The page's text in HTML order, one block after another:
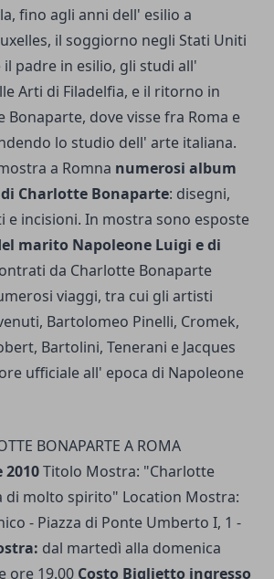
fino agli anni dell' esilio a
il soggiorno negli Stati Uniti
padre in esilio, gli studi all'
Arti di Filadelfia, e il ritorno in
Bonaparte, dove visse fra Roma e
lo studio dell' arte italiana.
a Romna numerosi album
Charlotte Bonaparte: disegni,
e incisioni. In mostra sono esposte
marito Napoleone Luigi e di
da Charlotte Bonaparte
viaggi, tra cui gli artisti
Bartolomeo Pinelli, Cromek,
Bartolini, Tenerani e Jacques
ufficiale all' epoca di Napoleone
BONAPARTE A ROMA
2010Titolo Mostra: "Charlotte
di molto spirito" Location Mostra:
- Piazza di Ponte Umberto I, 1 -
dal martedì alla domenica
ore 19.00 Costo Biglietto ingresso